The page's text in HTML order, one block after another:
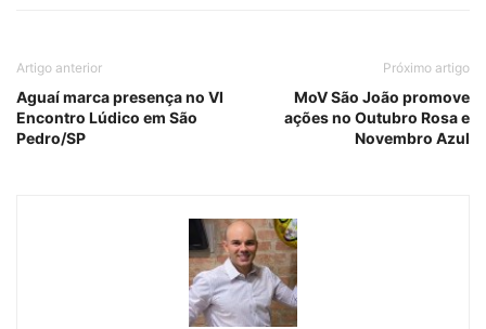
Artigo anterior
Aguaí marca presença no VI
Encontro Lúdico em São
Pedro/SP
Próximo artigo
MoV São João promove
ações no Outubro Rosa e
Novembro Azul